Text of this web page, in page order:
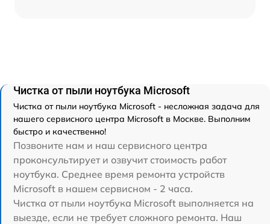
Чистка от пыли ноутбука Microsoft
Чистка от пыли ноутбука Microsoft - несложная задача для
нашего сервисного центра Microsoft в Москве. Выполним
быстро и качественно!
Позвоните нам и наш сервисного центра
проконсультирует и озвучит стоимость работ
ноутбука. Среднее время ремонта устройств
Microsoft в нашем сервисном - 2 часа.
Чистка от пыли ноутбука Microsoft выполняется на
выезде, если не требует сложного ремонта. Наш